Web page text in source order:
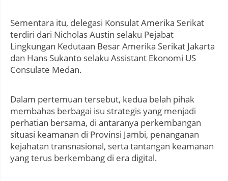
Sementara itu, delegasi Konsulat Amerika Serikat
terdiri dari Nicholas Austin selaku Pejabat
Lingkungan Kedutaan Besar Amerika Serikat Jakarta
dan Hans Sukanto selaku Assistant Ekonomi US
Consulate Medan.
Dalam pertemuan tersebut, kedua belah pihak
membahas berbagai isu strategis yang menjadi
perhatian bersama, di antaranya perkembangan
situasi keamanan di Provinsi Jambi, penanganan
kejahatan transnasional, serta tantangan keamanan
yang terus berkembang di era digital.